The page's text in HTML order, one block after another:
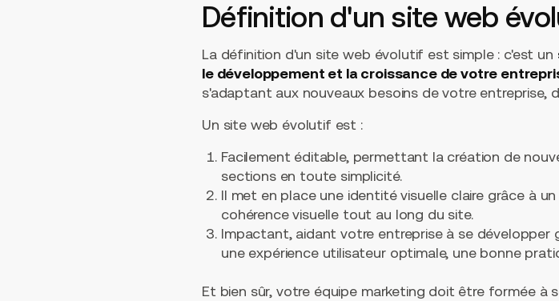
Définition d'un site web
La définition d'un site web évolutif est simple : c'est un
le développement et la croissance de votre
s'adaptant aux nouveaux besoins de votre entreprise,
Un site web évolutif est :
Facilement éditable, permettant la création de
sections en toute simplicité.
Il met en place une identité visuelle claire grâce à
cohérence visuelle tout au long du site.
Impactant, aidant votre entreprise à se
une expérience utilisateur optimale, une bonne
Et bien sûr, votre équipe marketing doit être formée à